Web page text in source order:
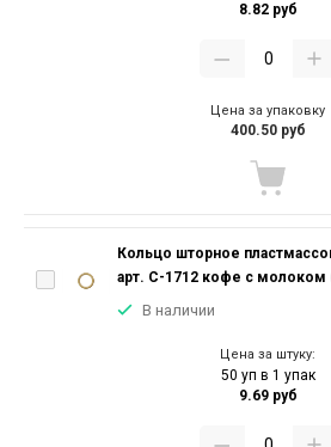
8.82 руб
Цена за упаковку
400.50 руб
Кольцо шторное
арт. С-1712 кофе с молоком
В наличии
Цена за штуку:
50 уп в 1 упак
9.69 руб